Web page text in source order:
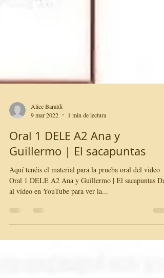
Alice Baraldi
9 mar 2022
1 min de lectura
Oral 1 DELE A2 Ana y
Guillermo | El sacapuntas
al vídeo en YouTube para ver la...